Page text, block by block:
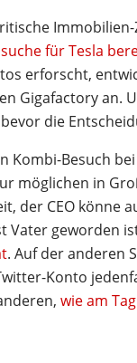
suche für Tesla
erforscht,
Gigafactory an.
die
Kombi-Besuch
möglichen in
der CEO könne
Vater geworden
. Auf der anderen
Konto
wie am